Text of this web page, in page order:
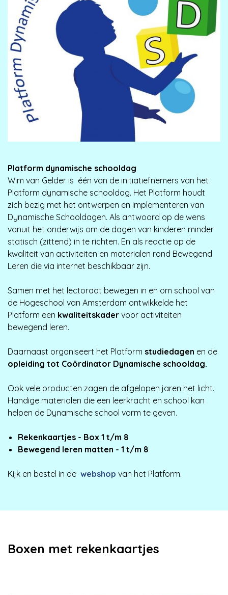
Platform dynamische schooldag
Wim van Gelder is één van de initiatiefnemers van het
Platform dynamische schooldag. Het Platform houdt
zich bezig met het ontwerpen en implementeren van
Dynamische Schooldagen. Als antwoord op de wens
vanuit het onderwijs om de dagen van kinderen minder
statisch (zittend) in te richten. En als reactie op de
kwaliteit van activiteiten en materialen rond Bewegend
Leren die via internet beschikbaar zijn.
Samen met het lectoraat bewegen in en om school van
de Hogeschool van Amsterdam ontwikkelde het
Platform een kwaliteitskader voor activiteiten
bewegend leren.
Daarnaast organiseert het Platform studiedagen en de
opleiding tot Coördinator Dynamische schooldag.
Ook vele producten zagen de afgelopen jaren het licht.
Handige materialen die een leerkracht en school kan
helpen de Dynamische school vorm te geven.
Rekenkaartjes - Box 1 t/m 8
Bewegend leren matten - 1 t/m 8
Kijk en bestel in de webshop van het Platform.
Boxen met rekenkaartjes